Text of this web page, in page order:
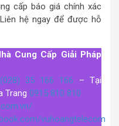
cấp báo giá chính xác
hệ ngay để được hỗ
Cung Cấp Giải Pháp
(028) 35 166 166 – Tại
Trang 0915 810 810
vuhoangtelecom